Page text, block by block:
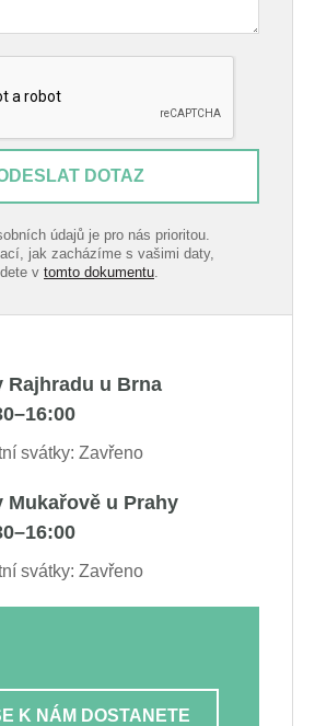
DOTAZ
údajů je pro nás prioritou.
jak zacházíme s vašimi daty,
v tomto dokumentu
Rajhradu u Brna
svátky: Zavřeno
Mukařově u Prahy
svátky: Zavřeno
K NÁM DOSTANETE